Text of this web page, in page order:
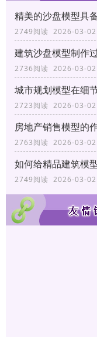
精美的沙盘模型具
2749阅读 2026-03-
建筑沙盘模型制作
2736阅读 2026-03-
城市规划模型在细
2723阅读 2026-03-
房地产销售模型的
2763阅读 2026-03-
如何给精品建筑模
2749阅读 2026-03-